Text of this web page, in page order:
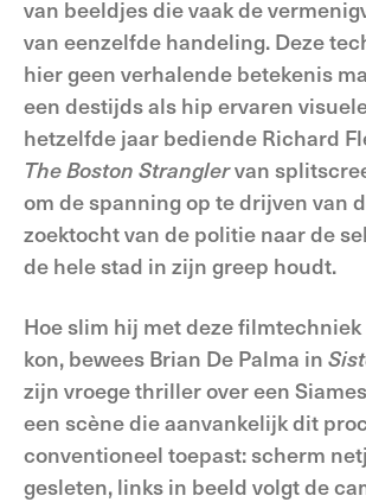
van beeldjes die vaak de
van eenzelfde handeling. Deze
hier geen verhalende betekenis
een destijds als hip ervaren
hetzelfde jaar bediende Richard
The Boston Stranglervan
om de spanning op te drijven van
zoektocht van de politie naar de
de hele stad in zijn greep houdt.
Hoe slim hij met deze
kon, bewees Brian De Palma in
zijn vroege thriller over een
een scène die aanvankelijk dit
conventioneel toepast: scherm
gesleten, links in beeld volgt de